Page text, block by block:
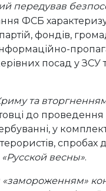
передував
ФСБ
фондів,
посад у ЗСУ
та вторгненням
до
у
спробах
«Русской весны».